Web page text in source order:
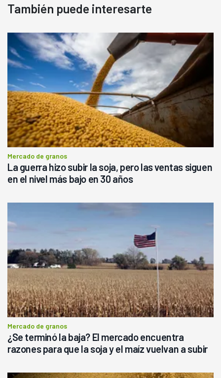
También puede interesarte
Mercado de granos
La guerra hizo subir la soja, pero las ventas siguen
en el nivel más bajo en 30 años
Mercado de granos
¿Se terminó la baja? El mercado encuentra
razones para que la soja y el maíz vuelvan a subir